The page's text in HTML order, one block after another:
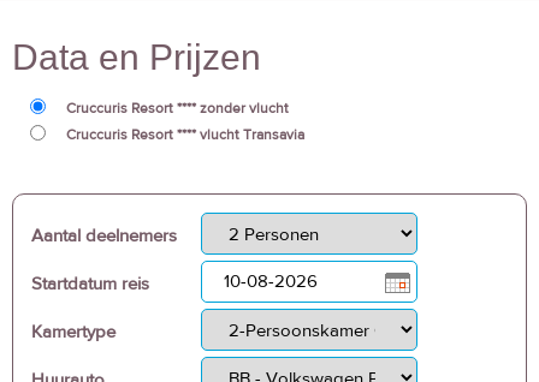
Data en Prijzen
Cruccuris Resort **** zonder vlucht
Cruccuris Resort **** vlucht Transavia
Aantal deelnemers
Startdatum reis
Kamertype